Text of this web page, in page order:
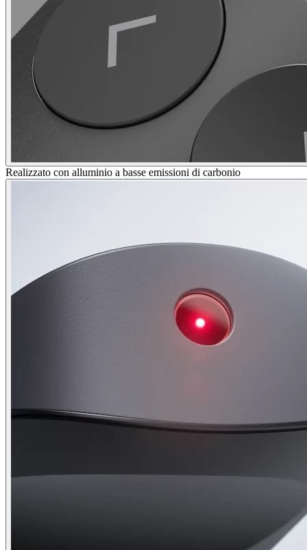
Realizzato con alluminio a basse emissioni di carbonio